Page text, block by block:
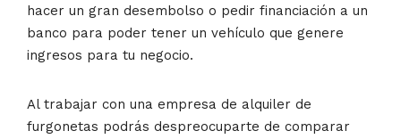
hacer un gran desembolso o pedir financiación a un
banco para poder tener un vehículo que genere
ingresos para tu negocio.
Al trabajar con una empresa de alquiler de
furgonetas podrás despreocuparte de comparar